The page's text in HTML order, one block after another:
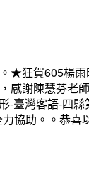
★狂賀605楊
感謝陳慧芬老
-臺灣客語-四
協助。。恭喜